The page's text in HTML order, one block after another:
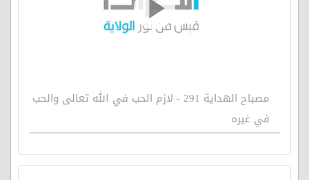
مصباح الهداية 291 - لازم الحب في الله تعالى والحب
في غيره